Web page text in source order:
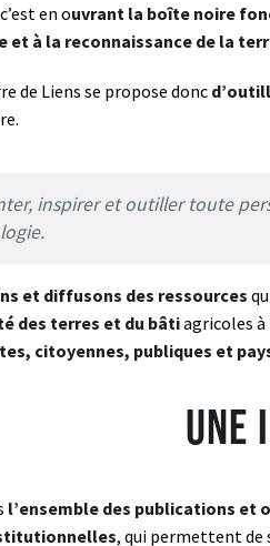
en ouvrant la boîte noire
et à la reconnaissance de la
de Liens se propose donc
inspirer et outiller toute
et diffusons des ressources
des terres et du bâtiagricoles
citoyennes, publiques et
l’ensemble des publications et
, qui permettent de